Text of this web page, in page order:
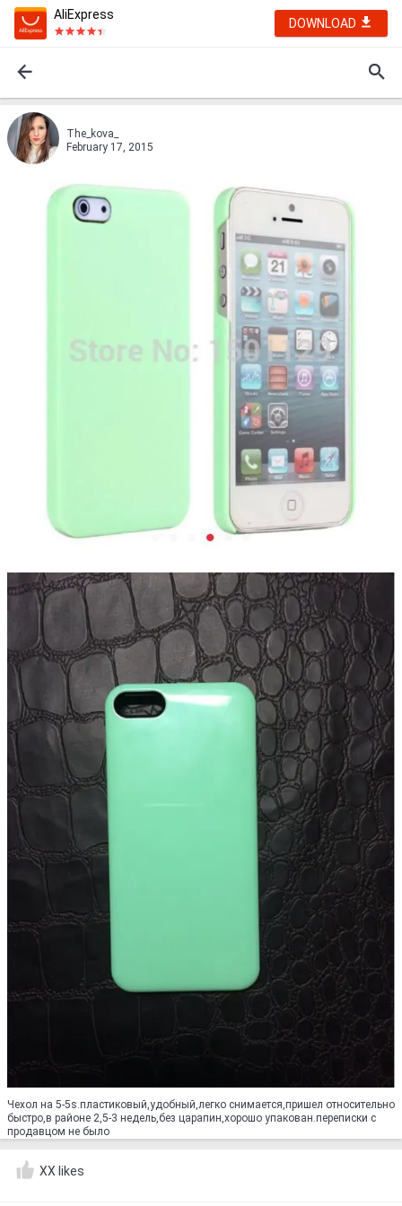
AliExpress
DOWNLOAD
The_kova_
February 17, 2015
Чехол на 5-5s.пластиковый,удобный,легко снимается,пришел относительно
быстро,в районе 2,5-3 недель,без царапин,хорошо упакован.переписки с
продавцом не было
XX likes